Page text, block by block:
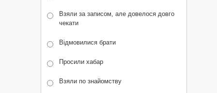
Взяли за записом, але довелося довго
чекати
Відмовилися брати
Просили хабар
Взяли по знайомству